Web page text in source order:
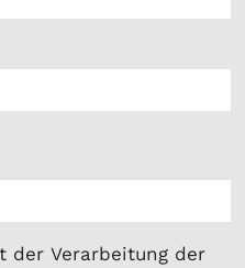
der Verarbeitung der